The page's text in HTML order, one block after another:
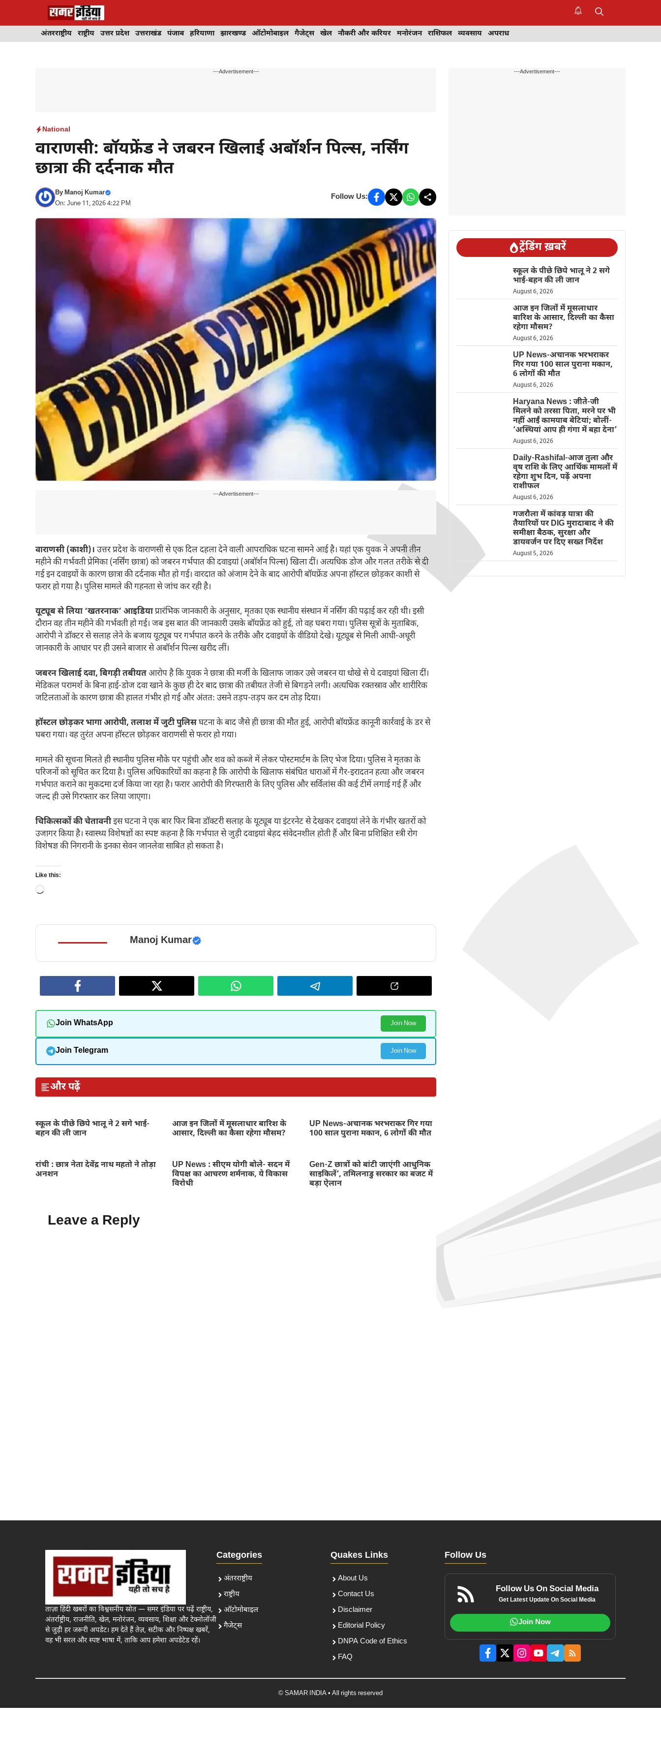
अंतरराष्ट्रीय राष्ट्रीय उत्तर प्रदेश उत्तराखंड पंजाब हरियाणा झारखण्ड ऑटोमोबाइल गैजेट्स खेल नौकरी और करियर मनोरंजन राशिफल व्यवसाय अपराध
---Advertisement---
National
वाराणसी: बॉयफ्रेंड ने जबरन खिलाई अबॉर्शन पिल्स, नर्सिंग
छात्रा की दर्दनाक मौत
ByManoj Kumar
On: June 11, 2026 4:22 PM
Follow Us:
---Advertisement---
वाराणसी (काशी)। उत्तर प्रदेश के वाराणसी से एक दिल दहला देने वाली आपराधिक घटना सामने आई है। यहां एक युवक ने अपनी तीन
महीने की गर्भवती प्रेमिका (नर्सिंग छात्रा) को जबरन गर्भपात की दवाइयां (अबॉर्शन पिल्स) खिला दीं। अत्यधिक डोज और गलत तरीके से दी
गई इन दवाइयों के कारण छात्रा की दर्दनाक मौत हो गई। वारदात को अंजाम देने के बाद आरोपी बॉयफ्रेंड अपना हॉस्टल छोड़कर काशी से
फरार हो गया है। पुलिस मामले की गहनता से जांच कर रही है।
यूट्यूब से लिया ‘खतरनाक’ आइडियाप्रारंभिक जानकारी के अनुसार, मृतका एक स्थानीय संस्थान में नर्सिंग की पढ़ाई कर रही थी। इसी
दौरान वह तीन महीने की गर्भवती हो गई। जब इस बात की जानकारी उसके बॉयफ्रेंड को हुई, तो वह घबरा गया। पुलिस सूत्रों के मुताबिक,
आरोपी ने डॉक्टर से सलाह लेने के बजाय यूट्यूब पर गर्भपात करने के तरीके और दवाइयों के वीडियो देखे। यूट्यूब से मिली आधी-अधूरी
जानकारी के आधार पर ही उसने बाजार से अबॉर्शन पिल्स खरीद लीं।
जबरन खिलाई दवा, बिगड़ी तबीयतआरोप है कि युवक ने छात्रा की मर्जी के खिलाफ जाकर उसे जबरन या धोखे से ये दवाइयां खिला दीं।
मेडिकल परामर्श के बिना हाई-डोज दवा खाने के कुछ ही देर बाद छात्रा की तबीयत तेजी से बिगड़ने लगी। अत्यधिक रक्तस्राव और शारीरिक
जटिलताओं के कारण छात्रा की हालत गंभीर हो गई और अंततः उसने तड़प-तड़प कर दम तोड़ दिया।
हॉस्टल छोड़कर भागा आरोपी, तलाश में जुटी पुलिसघटना के बाद जैसे ही छात्रा की मौत हुई, आरोपी बॉयफ्रेंड कानूनी कार्रवाई के डर से
घबरा गया। वह तुरंत अपना हॉस्टल छोड़कर वाराणसी से फरार हो गया।
मामले की सूचना मिलते ही स्थानीय पुलिस मौके पर पहुंची और शव को कब्जे में लेकर पोस्टमार्टम के लिए भेज दिया। पुलिस ने मृतका के
परिजनों को सूचित कर दिया है। पुलिस अधिकारियों का कहना है कि आरोपी के खिलाफ संबंधित धाराओं में गैर-इरादतन हत्या और जबरन
गर्भपात कराने का मुकदमा दर्ज किया जा रहा है। फरार आरोपी की गिरफ्तारी के लिए पुलिस और सर्विलांस की कई टीमें लगाई गई हैं और
जल्द ही उसे गिरफ्तार कर लिया जाएगा।
चिकित्सकों की चेतावनीइस घटना ने एक बार फिर बिना डॉक्टरी सलाह के यूट्यूब या इंटरनेट से देखकर दवाइयां लेने के गंभीर खतरों को
उजागर किया है। स्वास्थ्य विशेषज्ञों का स्पष्ट कहना है कि गर्भपात से जुड़ी दवाइयां बेहद संवेदनशील होती हैं और बिना प्रशिक्षित स्त्री रोग
विशेषज्ञ की निगरानी के इनका सेवन जानलेवा साबित हो सकता है।
Like this:
Loading…
Manoj Kumar
Join WhatsApp Join Now
Join Telegram Join Now
और पढ़ें
स्कूल के पीछे छिपे भालू ने 2 सगे भाई-
बहन की ली जान
आज इन जिलों में मूसलाधार बारिश के
आसार, दिल्ली का कैसा रहेगा मौसम?
UP News-अचानक भरभराकर गिर गया
100 साल पुराना मकान, 6 लोगों की मौत
रांची : छात्र नेता देवेंद्र नाथ महतो ने तोड़ा
अनशन
UP News : सीएम योगी बोले- सदन में
विपक्ष का आचरण शर्मनाक, ये विकास
विरोधी
Gen-Z छात्रों को बांटी जाएंगी आधुनिक
साइकिलें’, तमिलनाडु सरकार का बजट में
बड़ा ऐलान
Leave a Reply
---Advertisement---
ट्रेंडिंग ख़बरें
स्कूल के पीछे छिपे भालू ने 2 सगे
भाई-बहन की ली जान
August 6, 2026
आज इन जिलों में मूसलाधार
बारिश के आसार, दिल्ली का कैसा
रहेगा मौसम?
August 6, 2026
UP News-अचानक भरभराकर
गिर गया 100 साल पुराना मकान,
6 लोगों की मौत
August 6, 2026
Haryana News : जीते-जी
मिलने को तरसा पिता, मरने पर भी
नहीं आईं कामयाब बेटियां; बोलीं-
‘अस्थियां आप ही गंगा में बहा देना’
August 6, 2026
Daily-Rashifal-आज तुला और
वृष राशि के लिए आर्थिक मामलों में
रहेगा शुभ दिन, पढ़ें अपना
राशीफल
August 6, 2026
गजरौला में कांवड़ यात्रा की
तैयारियों पर DIG मुरादाबाद ने की
समीक्षा बैठक, सुरक्षा और
डायवर्जन पर दिए सख्त निर्देश
August 5, 2026
ताज़ा हिंदी खबरों का विश्वसनीय स्रोत — समर इंडिया पर पढ़ें राष्ट्रीय,
अंतर्राष्ट्रीय, राजनीति, खेल, मनोरंजन, व्यवसाय, शिक्षा और टेक्नोलॉजी
से जुड़ी हर जरूरी अपडेट। हम देते हैं तेज़, सटीक और निष्पक्ष खबरें,
वह भी सरल और स्पष्ट भाषा में, ताकि आप हमेशा अपडेटेड रहें।
Categories
अंतरराष्ट्रीय
राष्ट्रीय
ऑटोमोबाइल
गैजेट्स
Quakes Links
About Us
Contact Us
Disclaimer
Editorial Policy
DNPA Code of Ethics
FAQ
Follow Us
Follow Us On Social Media
Get Latest Update On Social Media
Join Now
© SAMAR INDIA • All rights reserved